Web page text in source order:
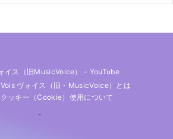
ス（旧MusicVoice） - YouTube
Vois ヴォイス（旧・MusicVoice）とは
クッキー（cookie）使用について
-